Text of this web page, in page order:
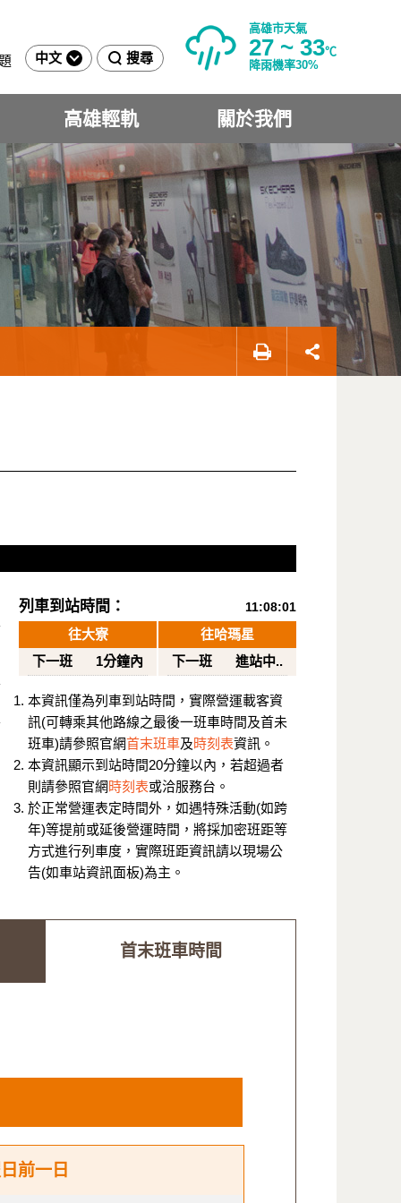
中文 搜尋
高雄市天氣
27 ~ 33℃
降雨機率30%
高雄輕軌 關於我們
列車到站時間： 11:08:01
往大寮
下一班
1分鐘內
往哈瑪星
下一班
進站中..
本資訊僅為列車到站時間，實際營運載客資
訊(可轉乘其他路線之最後一班車時間及首未
班車)請參照官網首末班車及時刻表資訊。
本資訊顯示到站時間20分鐘以內，若超過者
則請參照官網 時刻表或洽服務台。
於正常營運表定時間外，如遇特殊活動(如跨
年)等提前或延後營運時間，將採加密班距等
方式進行列車度，實際班距資訊請以現場公
告(如車站資訊面板)為主。
首末班車時間
前一日